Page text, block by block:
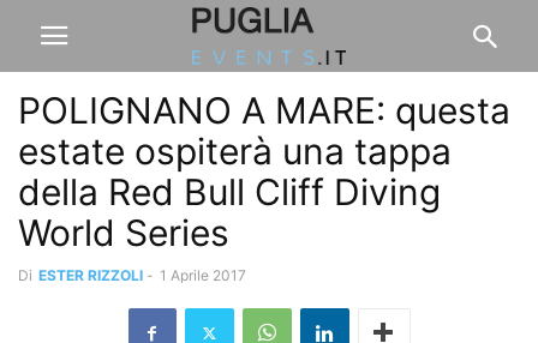
POLIGNANO A MARE: questa
estate ospiterà una tappa
della Red Bull Cliff Diving
World Series
Di ESTER RIZZOLI - 1 Aprile 2017